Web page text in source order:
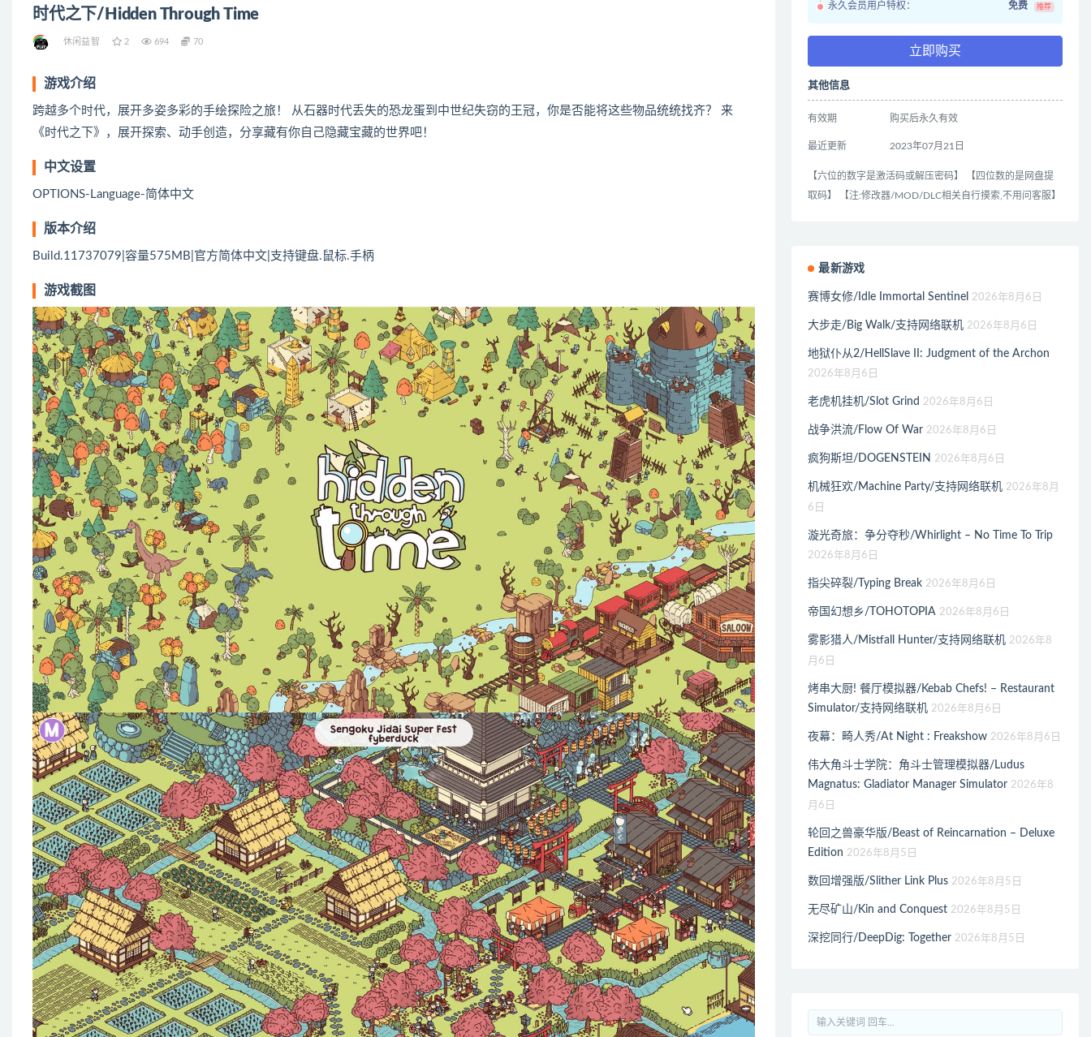
时代之下/Hidden Through Time
休闲益智 2 694 70
游戏介绍
跨越多个时代，展开多姿多彩的手绘探险之旅！ 从石器时代丢失的恐龙蛋到中世纪失窃的王冠，你是否能将这些物品统统找齐？ 来
《时代之下》，展开探索、动手创造，分享藏有你自己隐藏宝藏的世界吧！
中文设置
OPTIONS-Language-简体中文
版本介绍
Build.11737079|容量575MB|官方简体中文|支持键盘.鼠标.手柄
游戏截图
永久会员用户特权： 免费 推荐
立即购买
其他信息
有效期 购买后永久有效
最近更新 2023年07月21日
【六位的数字是激活码或解压密码】 【四位数的是网盘提
取码】 【注:修改器/MOD/DLC相关自行摸索,不用问客服】
最新游戏
赛博女修/Idle Immortal Sentinel 2026年8月6日
大步走/Big Walk/支持网络联机 2026年8月6日
地狱仆从2/HellSlave II: Judgment of the Archon
2026年8月6日
老虎机挂机/Slot Grind 2026年8月6日
战争洪流/Flow Of War 2026年8月6日
疯狗斯坦/DOGENSTEIN 2026年8月6日
机械狂欢/Machine Party/支持网络联机 2026年8月
6日
漩光奇旅：争分夺秒/Whirlight – No Time To Trip
2026年8月6日
指尖碎裂/Typing Break 2026年8月6日
帝国幻想乡/TOHOTOPIA 2026年8月6日
雾影猎人/Mistfall Hunter/支持网络联机 2026年8
月6日
烤串大厨! 餐厅模拟器/Kebab Chefs! – Restaurant
Simulator/支持网络联机 2026年8月6日
夜幕：畸人秀/At Night : Freakshow 2026年8月6日
伟大角斗士学院：角斗士管理模拟器/Ludus
Magnatus: Gladiator Manager Simulator 2026年8
月6日
轮回之兽豪华版/Beast of Reincarnation – Deluxe
Edition 2026年8月5日
数回增强版/Slither Link Plus 2026年8月5日
无尽矿山/Kin and Conquest 2026年8月5日
深挖同行/DeepDig: Together 2026年8月5日